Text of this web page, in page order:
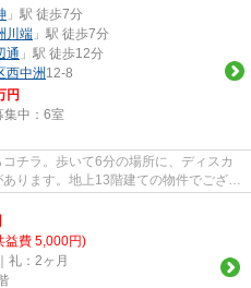
」駅 徒歩7分
川端 」駅 徒歩7分
通 」駅 徒歩12分
西中洲 12-8
円
中： 6室
チラ。歩いて6分の場所に、ディスカ
ります。地上13階建ての物件でござい
益費 5,000円)
礼：2ヶ月